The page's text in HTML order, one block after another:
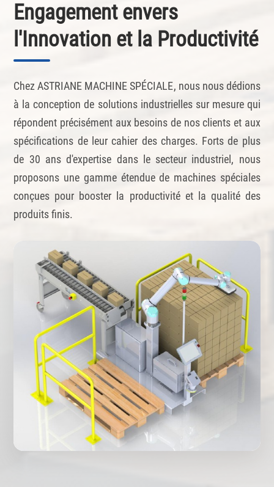
Engagement envers
l'Innovation et la Productivité
Chez ASTRIANE MACHINE SPÉCIALE, nous nous dédions
à la conception de solutions industrielles sur mesure qui
répondent précisément aux besoins de nos clients et aux
spécifications de leur cahier des charges. Forts de plus
de 30 ans d'expertise dans le secteur industriel, nous
proposons une gamme étendue de machines spéciales
conçues pour booster la productivité et la qualité des
produits finis.